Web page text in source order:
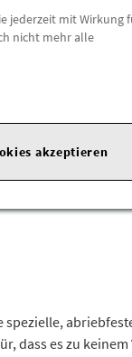
dass es zu
jederzeit mit Wirkung
nicht mehr alle
akzeptieren